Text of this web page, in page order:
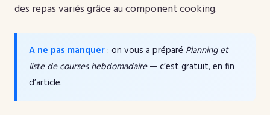
des repas variés grâce au component cooking.
A ne pas manquer : on vous a préparé Planning et
liste de courses hebdomadaire— c’est gratuit, en fin
d’article.